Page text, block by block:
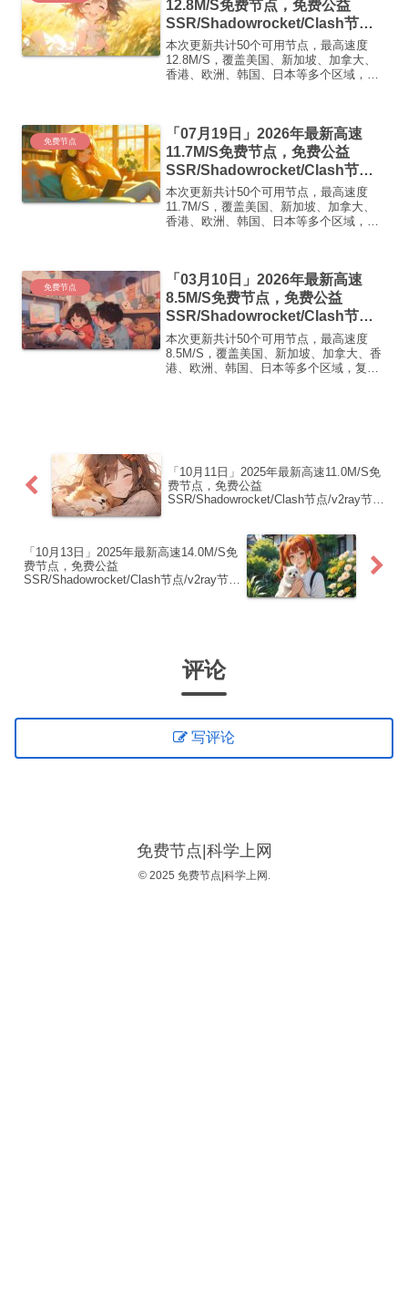
12.8M/S免费节点，免费公益
SSR/Shadowrocket/Clash节
点/v2ray节点|免费订阅|免费梯子
本次更新共计50个可用节点，最高速度
12.8M/S，覆盖美国、新加坡、加拿大、
香港、欧洲、韩国、日本等多个区域，复
制 ...
免费节点
「07月19日」2026年最新高速
11.7M/S免费节点，免费公益
SSR/Shadowrocket/Clash节
点/v2ray节点|免费订阅|免费梯子|
免费机场
本次更新共计50个可用节点，最高速度
11.7M/S，覆盖美国、新加坡、加拿大、
香港、欧洲、韩国、日本等多个区域，复
GB...
免费节点
「03月10日」2026年最新高速
8.5M/S免费节点，免费公益
SSR/Shadowrocket/Clash节
点/v2ray节点|免费订阅|免费梯子|
免费机场
本次更新共计50个可用节点，最高速度
8.5M/S，覆盖美国、新加坡、加拿大、香
港、欧洲、韩国、日本等多个区域，复制
「10月11日」2025年最新高速11.0M/S免
费节点，免费公益
SSR/Shadowrocket/Clash节点/v2ray节
「10月13日」2025年最新高速14.0M/S免
费节点，免费公益
SSR/Shadowrocket/Clash节点/v2ray节
评论
写评论
免费节点|科学上网
© 2025 免费节点|科学上网.